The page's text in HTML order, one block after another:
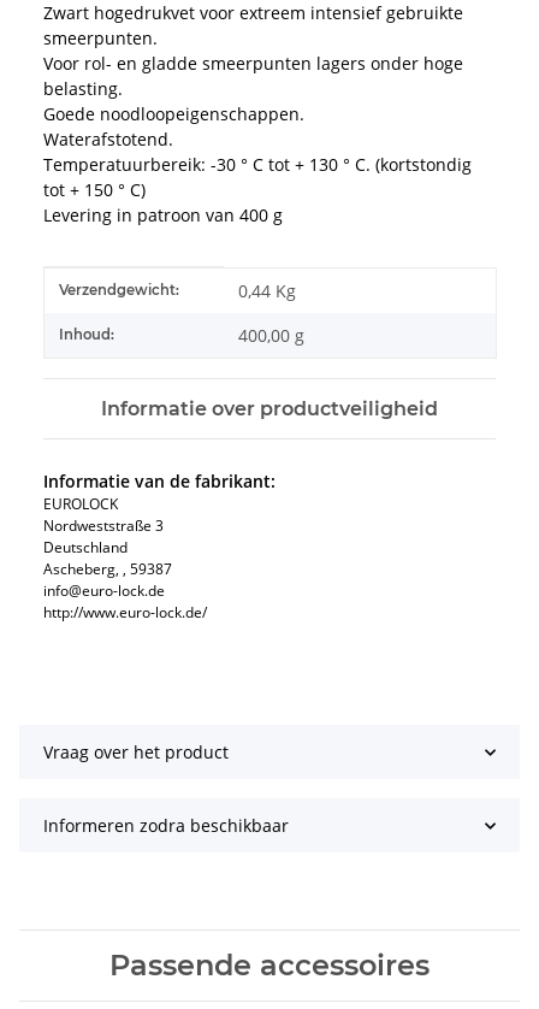
Zwart hogedrukvet voor extreem intensief gebruikte
smeerpunten.
Voor rol- en gladde smeerpunten lagers onder hoge
belasting.
Goede noodloopeigenschappen.
Waterafstotend.
Temperatuurbereik: -30 ° C tot + 130 ° C. (kortstondig
tot + 150 ° C)
Levering in patroon van 400 g
#productDetails.itemInformation#
#productDetails.itemValue#
Verzendgewicht: 0,44 Kg
Inhoud: 400,00 g
Informatie over productveiligheid
Informatie van de fabrikant:
EUROLOCK
Nordweststraße 3
Deutschland
Ascheberg, , 59387
info@euro-lock.de
http://www.euro-lock.de/
Vraag over het product
Informeren zodra beschikbaar
Passende accessoires